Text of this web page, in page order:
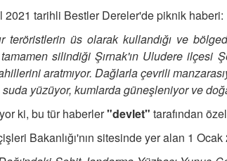
2021 tarihli Bestler Dereler'de piknik haberi:
teröristlerin üs olarak kullandığı ve
silindiği Şırnak'ın Uludere ilçesi
aratmıyor. Dağlarla çevrili
suda yüzüyor, kumlarda güneşleniyor ve
ki, bu tür haberler"devlet" tarafından
Bakanlığı'nın sitesinde yer alan 1